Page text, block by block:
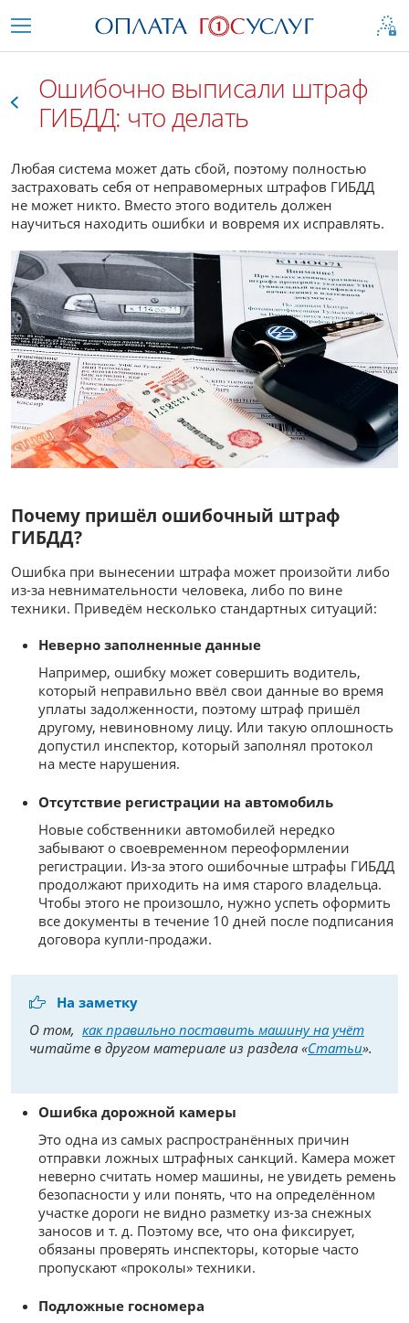
Ошибочно выписали штраф
ГИБДД: что делать
Любая система может дать сбой, поэтому полностью
застраховать себя от неправомерных штрафов ГИБДД
не может никто. Вместо этого водитель должен
научиться находить ошибки и вовремя их исправлять.
Почему пришёл ошибочный штраф
ГИБДД?
Ошибка при вынесении штрафа может произойти либо
из-за невнимательности человека, либо по вине
техники. Приведём несколько стандартных ситуаций:
Неверно заполненные данные
Например, ошибку может совершить водитель,
который неправильно ввёл свои данные во время
уплаты задолженности, поэтому штраф пришёл
другому, невиновному лицу. Или такую оплошность
допустил инспектор, который заполнял протокол
на месте нарушения.
Отсутствие регистрации на автомобиль
Новые собственники автомобилей нередко
забывают о своевременном переоформлении
регистрации. Из-за этого ошибочные штрафы ГИБДД
продолжают приходить на имя старого владельца.
Чтобы этого не произошло, нужно успеть оформить
все документы в течение 10 дней после подписания
договора купли-продажи.
На заметку
О том, как правильно поставить машину на учёт
читайте в другом материале из раздела «Статьи».
Ошибка дорожной камеры
Это одна из самых распространённых причин
отправки ложных штрафных санкций. Камера может
неверно считать номер машины, не увидеть ремень
безопасности у или понять, что на определённом
участке дороги не видно разметку из-за снежных
заносов и т. д. Поэтому все, что она фиксирует,
обязаны проверять инспекторы, которые часто
пропускают «проколы» техники.
Подложные госномера